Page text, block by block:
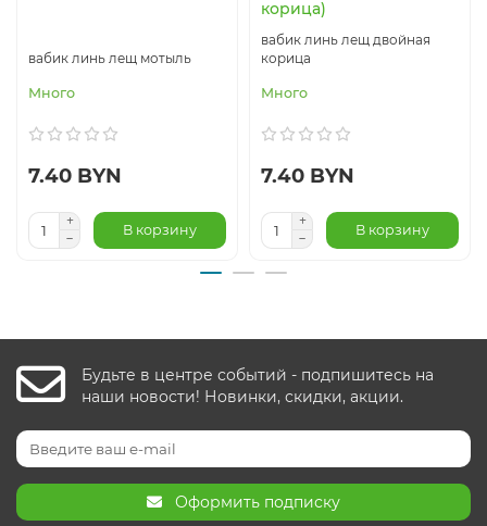
вабик линь лещ мотыль
Много
7.40 BYN
В корзину
корица)
вабик линь лещ двойная
корица
Много
7.40 BYN
В корзину
Будьте в центре событий - подпишитесь на
наши новости! Новинки, скидки, акции.
Оформить подписку